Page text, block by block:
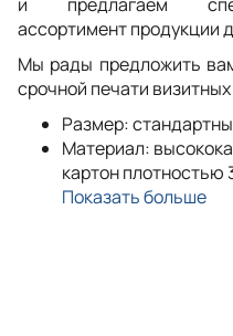
ассортимент продукции
Мы рады предложить
срочной печати
Размер:
Материал:
картон плотностью
Показать больше